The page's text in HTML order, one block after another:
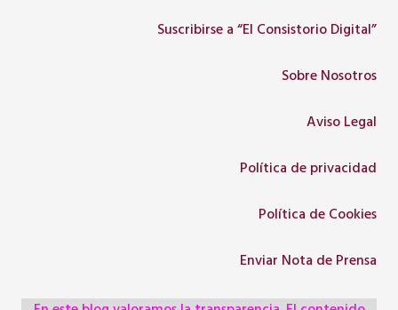
Suscribirse a “El Consistorio Digital”
Sobre Nosotros
Aviso Legal
Política de privacidad
Política de Cookies
Enviar Nota de Prensa